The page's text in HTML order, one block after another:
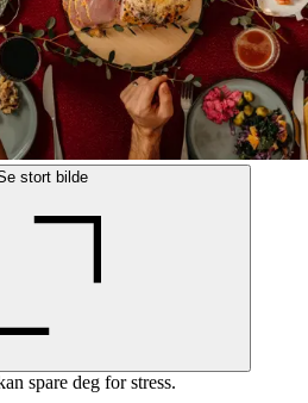
stort bilde
spare deg for stress.